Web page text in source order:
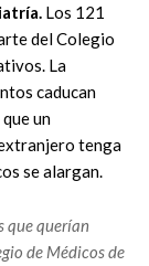
Los 121
del Colegio
La
caducan
un
tenga
se alargan.
que querían
de Médicos de